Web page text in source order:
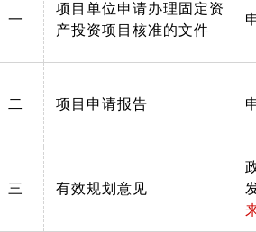
一
项目单位申请办理固定资
产投资项目核准的文件
二 项目申请报告
三 有效规划意见